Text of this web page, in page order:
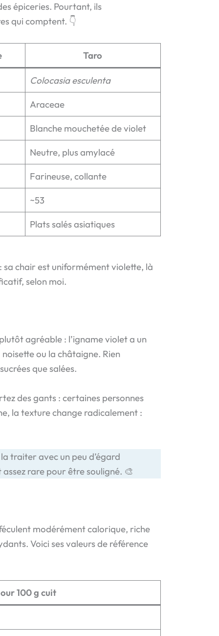
épiceries. Pourtant, ils
qui comptent. 👇
Taro
Colocasia esculenta
Araceae
Blanche mouchetée de violet
Neutre, plus amylacé
Farineuse, collante
~53
Plats salés asiatiques
sa chair est uniformément violette, là
selon moi.
agréable : l’igname violet a un
ou la châtaigne. Rien
que salées.
des gants : certaines personnes
la texture change radicalement :
traiter avec un peu d’égard
assez rare pour être souligné. 🎨
modérément calorique, riche
Voici ses valeurs de référence
100 g cuit